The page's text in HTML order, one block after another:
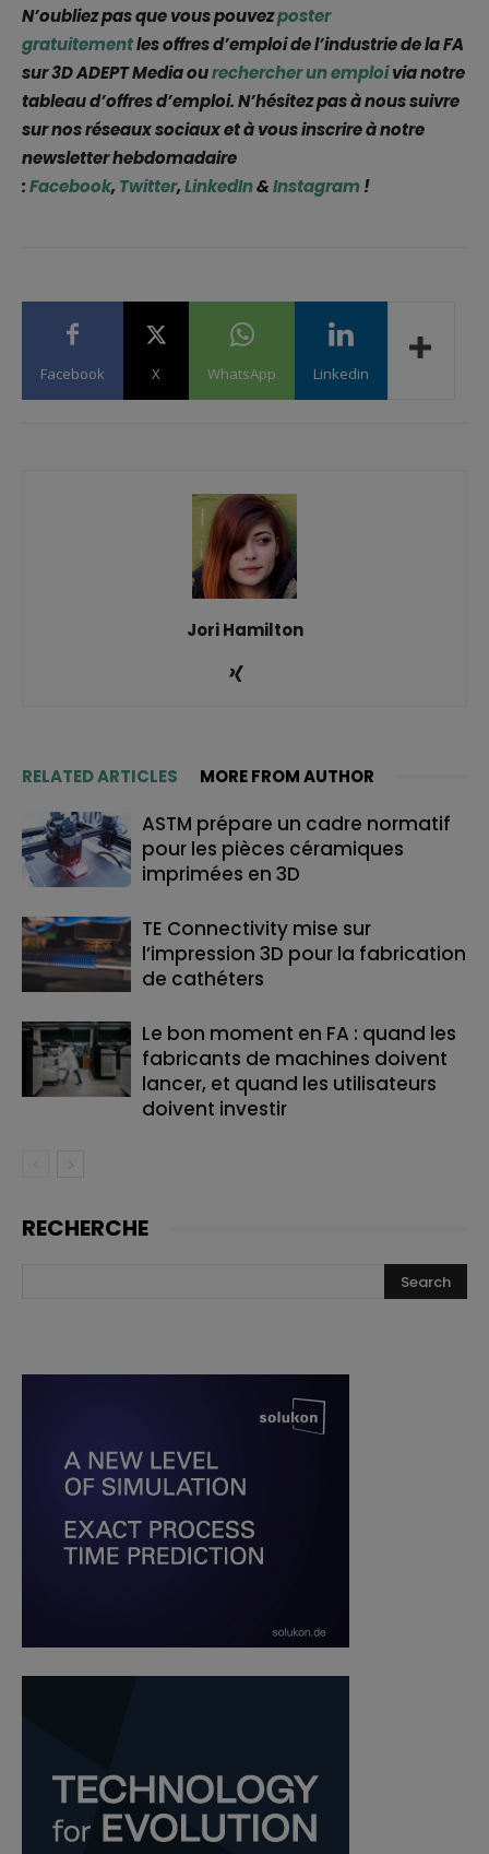
N’oubliez pas que vous pouvezposter
gratuitementles offres d’emploi de l’industrie de la FA
sur 3D ADEPT Media ourechercher un emploivia notre
tableau d’offres d’emploi. N’hésitez pas à nous suivre
sur nos réseaux sociaux et à vous inscrire à notre
newsletter hebdomadaire
:Facebook,Twitter,LinkedIn&Instagram !
Facebook X WhatsApp Linkedin
Jori Hamilton
RELATED ARTICLES MORE FROM AUTHOR
ASTM prépare un cadre normatif
pour les pièces céramiques
imprimées en 3D
TE Connectivity mise sur
l’impression 3D pour la fabrication
de cathéters
Le bon moment en FA : quand les
fabricants de machines doivent
lancer, et quand les utilisateurs
doivent investir
RECHERCHE